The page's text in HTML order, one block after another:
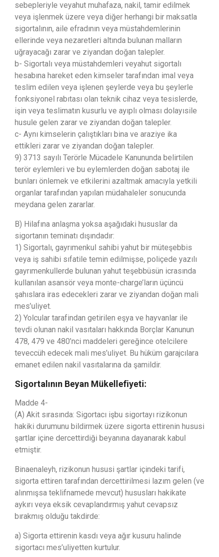
sebepleriyle veyahut muhafaza, nakil, tamir edilmek
veya işlenmek üzere veya diğer herhangi bir maksatla
sigortalının, aile efradının veya müstahdemlerinin
ellerinde veya nezaretleri altında bulunan malların
uğrayacağı zarar ve ziyandan doğan talepler.
b- Sigortalı veya müstahdemleri veyahut sigortalı
hesabına hareket eden kimseler tarafından imal veya
teslim edilen veya işlenen şeylerde veya bu şeylerle
fonksiyonel rabıtası olan teknik cihaz veya tesislerde,
işin veya teslimatın kusurlu ve ayıplı olması dolayısile
husule gelen zarar ve ziyandan doğan talepler.
c- Aynı kimselerin çalıştıkları bina ve araziye ika
ettikleri zarar ve ziyandan doğan talepler.
9) 3713 sayılı Terörle Mücadele Kanununda belirtilen
terör eylemleri ve bu eylemlerden doğan sabotaj ile
bunları önlemek ve etkilerini azaltmak amacıyla yetkili
organlar tarafından yapılan müdahaleler sonucunda
meydana gelen zararlar.
B) Hilafına anlaşma yoksa aşağıdaki hususlar da
sigortanın teminatı dışındadır:
1) Sigortalı, gayrımenkul sahibi yahut bir müteşebbis
veya iş sahibi sıfatile temin edilmişse, poliçede yazılı
gayrımenkullerde bulunan yahut teşebbüsün icrasında
kullanılan asansör veya monte-charge’ların üçüncü
şahıslara iras edecekleri zarar ve ziyandan doğan mali
mes’uliyet.
2) Yolcular tarafindan getirilen eşya ve hayvanlar ile
tevdi olunan nakil vasıtaları hakkında Borçlar Kanunun
478, 479 ve 480’nci maddeleri gereğince otelcilere
teveccüh edecek mali mes’uliyet. Bu hüküm garajcılara
emanet edilen nakil vasıtalarına da şamildir.
Sigortalının Beyan Mükellefiyeti:
Madde 4-
(A) Akit sırasında: Sigortacı işbu sigortayı rizikonun
hakiki durumunu bildirmek üzere sigorta ettirenin hususi
şartlar içine dercettirdiği beyanına dayanarak kabul
etmiştir.
Binaenaleyh, rizikonun hususi şartlar içindeki tarifi,
sigorta ettiren tarafından dercettirilmesi lazım gelen (ve
alınmışsa teklifnamede mevcut) hususları hakikate
aykırı veya eksik cevaplandırmış yahut cevapsız
bırakmış olduğu takdirde:
a) Sigorta ettirenin kasdı veya ağır kusuru halinde
sigortacı mes’uliyetten kurtulur.